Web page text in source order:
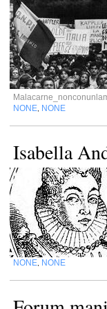
NONE NONE
Isabella
NONE NONE